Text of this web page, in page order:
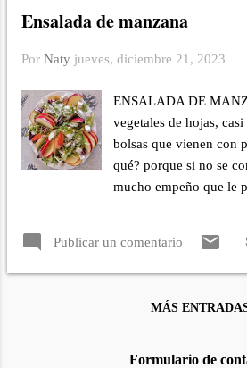
nueces. Varias hojas
ADEREZO: 3
manzana o de vino.
Lavo las hojas de
Corto en trozos
pequeño las nueces,
arándanos. Integro
Ensalada de manzana
Por Naty jueves, diciembre 21, 2023
ENSALADA DE
vegetales de hojas,
bolsas que vienen con
qué? porque si no se
mucho empeño que le
consumen frías porque
temperatura ambiente
las que vienen
crujientes y frescas,
Publicar un comentario
MÁS
Formulario de